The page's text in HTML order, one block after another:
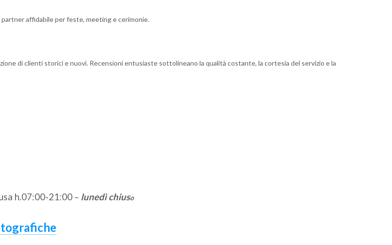
affidabile per feste, meeting e cerimonie.
di clienti storici e nuovi. Recensioni entusiaste sottolineano la qualità costante, la cortesia del servizio e la
h.07:00-21:00 – lunedì chiuso